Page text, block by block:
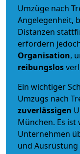
Umzüge nach
Angelegenheit,
Distanzen
erfordern
Organisation,
reibungslos
Ein wichtiger
Umzugs nach
zuverlässigen
München. Es ist
Unternehmen
und